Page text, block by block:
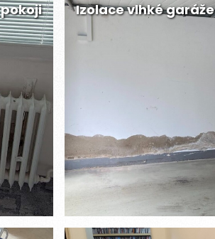
Izolace vlhké garáže